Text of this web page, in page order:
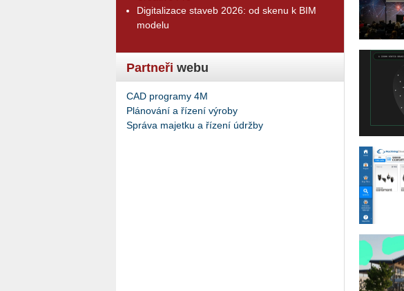
Digitalizace staveb 2026: od skenu k BIM
modelu
Partneři webu
CAD programy 4M
Plánování a řízení výroby
Správa majetku a řízení údržby